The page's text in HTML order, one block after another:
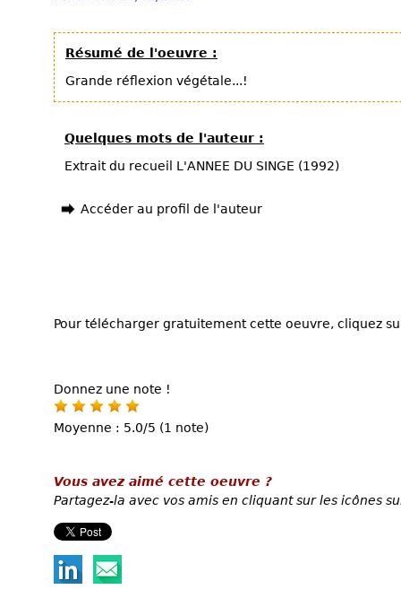
Résumé de l'oeuvre :
Grande réflexion végétale...!
Quelques mots de l'auteur :
Extrait du recueil L'ANNEE DU SINGE (1992)
Accéder au profil de l'auteur
Pour télécharger gratuitement cette oeuvre, cliquez
Donnez une note !
Moyenne : 5.0/5 (1 note)
Vous avez aimé cette oeuvre ?
Partagez-la avec vos amis en cliquant sur les icônes